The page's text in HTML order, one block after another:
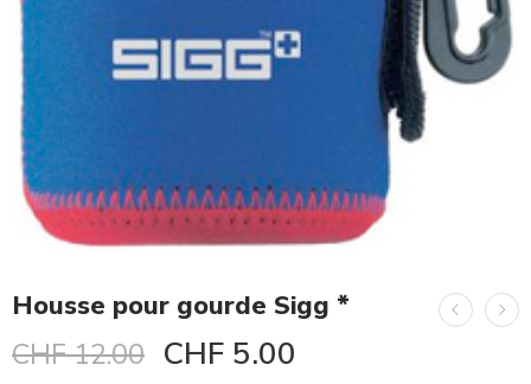
Housse pour gourde Sigg *
CHF12.00 CHF 5.00